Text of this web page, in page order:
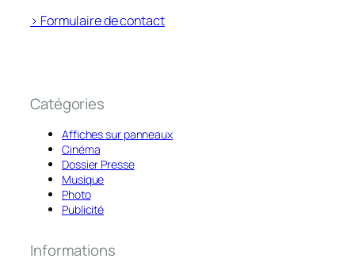
> Formulaire de contact
Catégories
Affiches sur panneaux
Cinéma
Dossier Presse
Musique
Photo
Publicité
Informations